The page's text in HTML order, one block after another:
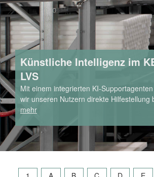
Künstliche Intelligenz im
LVS
Mit einem integrierten KI-
wir unseren Nutzern direkte
mehr